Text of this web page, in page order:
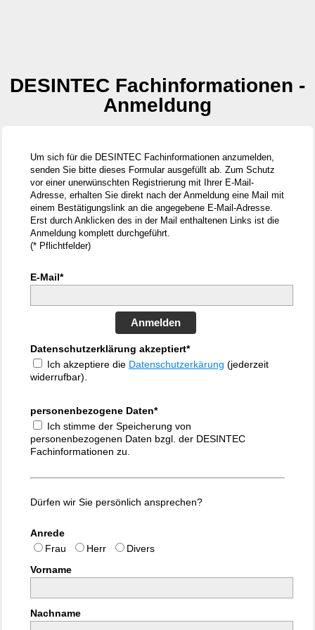
DESINTEC Fachinformationen -
Anmeldung
Um sich für die DESINTEC Fachinformationen anzumelden,
senden Sie bitte dieses Formular ausgefüllt ab. Zum Schutz
vor einer unerwünschten Registrierung mit Ihrer E-Mail-
Adresse, erhalten Sie direkt nach der Anmeldung eine Mail mit
einem Bestätigungslink an die angegebene E-Mail-Adresse.
Erst durch Anklicken des in der Mail enthaltenen Links ist die
Anmeldung komplett durchgeführt.
(* Pflichtfelder)
E-Mail*
Anmelden
Datenschutzerklärung akzeptiert*
Ich akzeptiere die Datenschutzerkärung (jederzeit
widerrufbar).
personenbezogene Daten*
Ich stimme der Speicherung von
personenbezogenen Daten bzgl. der DESINTEC
Fachinformationen zu.
Dürfen wir Sie persönlich ansprechen?
Anrede
Frau
Herr
Divers
Vorname
Nachname